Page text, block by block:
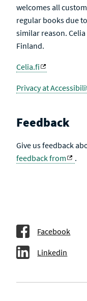
welcomes all
regular books due
similar reason.
Finland.
Celia.fi
Privacy at
Feedback
Give us feedback
feedback from
.
Facebook
Linkedin